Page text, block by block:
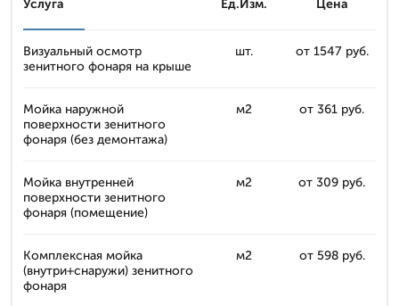
Услуга Ед.Изм. Цена
Визуальный осмотр
зенитного фонаря на крыше
шт. от 1547 руб.
Мойка наружной
поверхности зенитного
фонаря (без демонтажа)
м2 от 361 руб.
Мойка внутренней
поверхности зенитного
фонаря (помещение)
м2 от 309 руб.
Комплексная мойка
(внутри+снаружи) зенитного
фонаря
м2 от 598 руб.